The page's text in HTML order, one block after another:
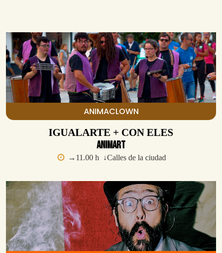
ANIMACLOWN
IGUALARTE + CON ELES
ANIMART
→11 .00 h ↓Calles de la ciudad